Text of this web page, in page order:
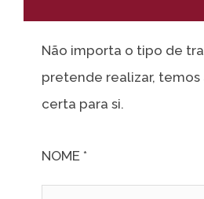
Não importa o tipo de
pretende realizar, temos
certa para si.
NOME *